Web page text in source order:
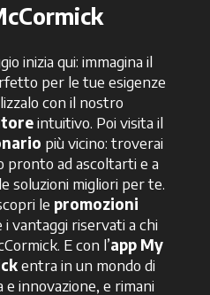
inizia qui: immagina il
per le tue esigenze
con il nostro
intuitivo. Poi visita il
più vicino: troverai
pronto ad ascoltarti e a
soluzioni migliori per te.
le promozioni
i vantaggi riservati a chi
E con l’app My
entra in un mondo di
e innovazione, e rimani